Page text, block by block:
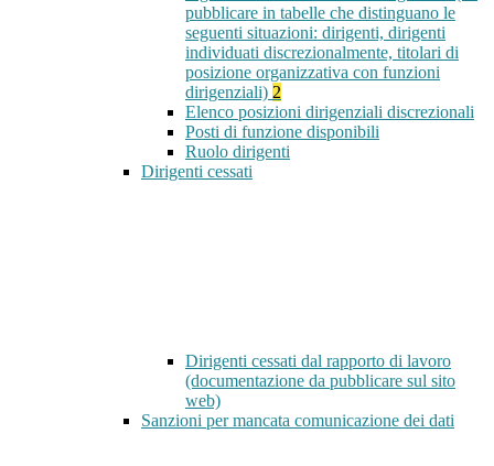
pubblicare in tabelle che distinguano le
seguenti situazioni: dirigenti, dirigenti
individuati discrezionalmente, titolari di
posizione organizzativa con funzioni
dirigenziali) 2
Elenco posizioni dirigenziali discrezionali
Posti di funzione disponibili
Ruolo dirigenti
Dirigenti cessati
Dirigenti cessati dal rapporto di lavoro
(documentazione da pubblicare sul sito
web)
Sanzioni per mancata comunicazione dei dati